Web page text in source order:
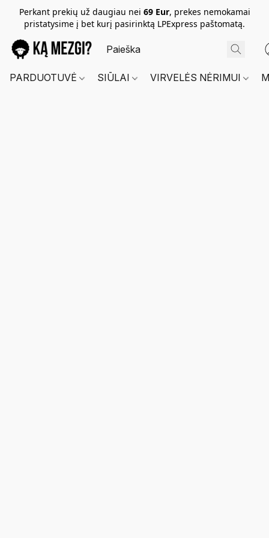
Perkant prekių už daugiau nei 69 Eur, prekes nemokamai
pristatysime į bet kurį pasirinktą LPExpress paštomatą.
PARDUOTUVĖ SIŪLAI VIRVELĖS NĖRIMUI